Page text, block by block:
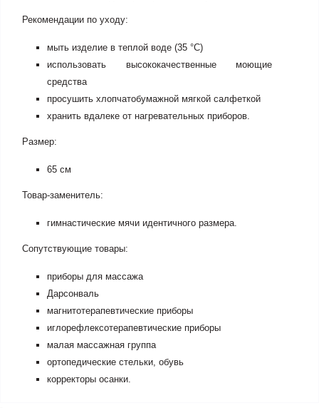
Рекомендации по уходу:
мыть изделие в теплой воде (35 °С)
использовать высококачественные моющие
средства
просушить хлопчатобумажной мягкой салфеткой
хранить вдалеке от нагревательных приборов.
Размер:
65 см
Товар-заменитель:
гимнастические мячи идентичного размера.
Сопутствующие товары:
приборы для массажа
Дарсонваль
магнитотерапевтические приборы
иглорефлексотерапевтические приборы
малая массажная группа
ортопедические стельки, обувь
корректоры осанки.